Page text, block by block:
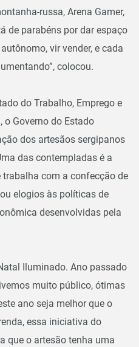
russa, Arena Gamer,
de parabéns por dar espaço
vir vender, e cada
colocou.
do Trabalho, Emprego e
o Governo do Estado
dos artesãos sergipanos
das contempladas é a
trabalha com a confecção de
elogios às políticas de
desenvolvidas pela
Iluminado. Ano passado
muito público, ótimas
ano seja melhor que o
essa iniciativa do
que o artesão tenha uma